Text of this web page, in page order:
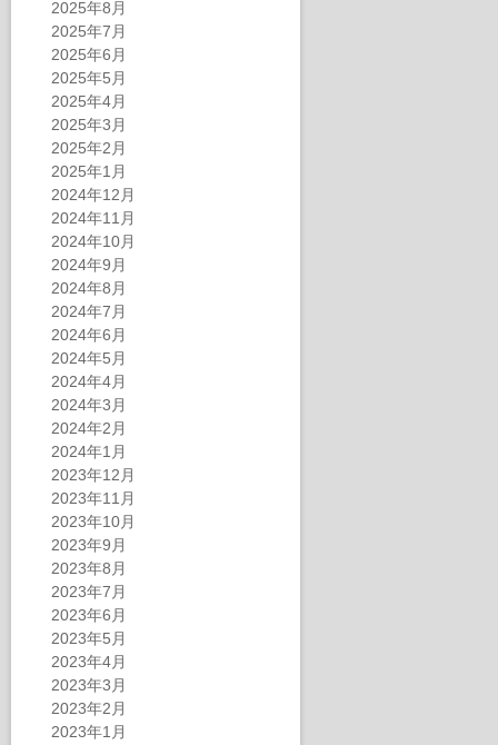
2025年8月
2025年7月
2025年6月
2025年5月
2025年4月
2025年3月
2025年2月
2025年1月
2024年12月
2024年11月
2024年10月
2024年9月
2024年8月
2024年7月
2024年6月
2024年5月
2024年4月
2024年3月
2024年2月
2024年1月
2023年12月
2023年11月
2023年10月
2023年9月
2023年8月
2023年7月
2023年6月
2023年5月
2023年4月
2023年3月
2023年2月
2023年1月